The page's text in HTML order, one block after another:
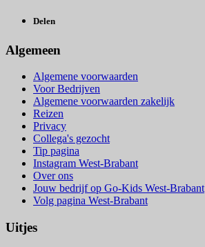
Delen
Algemeen
Algemene voorwaarden
Voor Bedrijven
Algemene voorwaarden zakelijk
Reizen
Privacy
Collega's gezocht
Tip pagina
Instagram West-Brabant
Over ons
Jouw bedrijf op Go-Kids West-Brabant
Volg pagina West-Brabant
Uitjes